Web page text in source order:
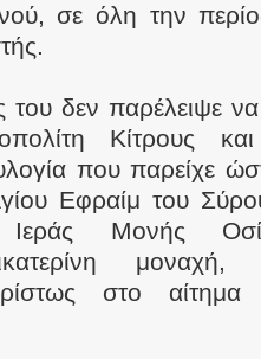
σε όλη την
του δεν παρέλειψε
Κίτρους
που παρείχε
Εφραίμ του
Ιεράς Μονής
στο